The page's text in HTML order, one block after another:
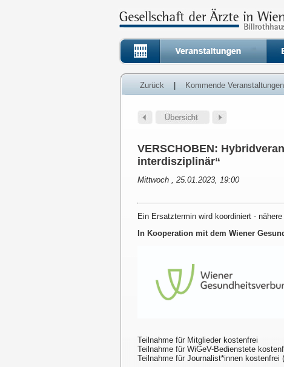
Zurück Kommende Veranstaltungen
VERSCHOBEN:
interdisziplinär“
Mittwoch , 25.01.2023, 19:00
Ein Ersatztermin wird koordiniert -
In Kooperation mit dem Wiener
Teilnahme für Mitglieder kostenfrei
Teilnahme für WiGeV-Bedienstete
Teilnahme für Journalist*innen kostenfrei